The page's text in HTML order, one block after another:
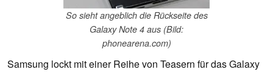
So sieht angeblich die Rückseite des
Galaxy Note 4 aus (Bild:
phonearena.com)
Samsung lockt mit einer Reihe von Teasern für das Galaxy